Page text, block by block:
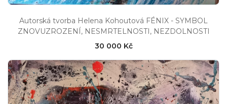
Autorská tvorba Helena Kohoutová FÉNIX - SYMBOL
ZNOVUZROZENÍ, NESMRTELNOSTI, NEZDOLNOSTI
30 000 Kč